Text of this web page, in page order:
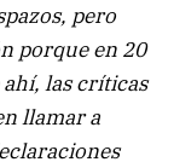
pero
porque en 20
las críticas
llamar a